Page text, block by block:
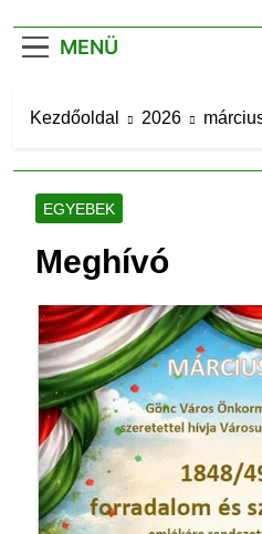
MENÜ
Kezdőoldal 2026
EGYEBEK
Meghívó